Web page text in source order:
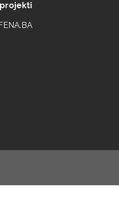
projekti